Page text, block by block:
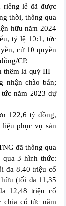
riêng lẻ đã được
thời, thông qua
hữu năm 2024
tỷ lệ 10:1, tức
cứ 10 quyền
CP.
thêm là quý III –
nhận chào bán;
năm 2023 dự
122,6 tỷ đồng,
liệu phục vụ sản
đã thông qua
qua 3 hình thức:
đa 8,40 triệu cổ
(tối đa 11,35
12,48 triệu cổ
chia cổ tức năm